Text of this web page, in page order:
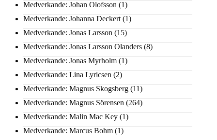
Medverkande: Johan Olofsson (1)
Medverkande: Johanna Deckert (1)
Medverkande: Jonas Larsson (15)
Medverkande: Jonas Larsson Olanders (8)
Medverkande: Jonas Myrholm (1)
Medverkande: Lina Lyricsen (2)
Medverkande: Magnus Skogsberg (11)
Medverkande: Magnus Sörensen (264)
Medverkande: Malin Mac Key (1)
Medverkande: Marcus Bohm (1)